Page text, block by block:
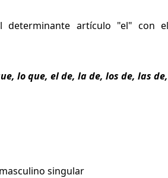
determinante artículo "el" con
lo que, el de, la de, los de, las
singular